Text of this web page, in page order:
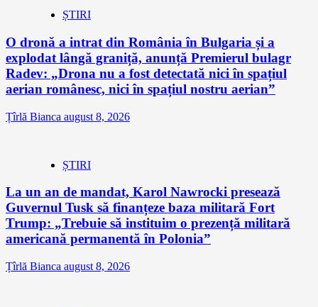
ȘTIRI
O dronă a intrat din România în Bulgaria și a
explodat lângă graniță, anunță Premierul bulagr
Radev: „Drona nu a fost detectată nici în spațiul
aerian românesc, nici în spațiul nostru aerian”
Țîrlă Bianca august 8, 2026
ȘTIRI
La un an de mandat, Karol Nawrocki presează
Guvernul Tusk să finanțeze baza militară Fort
Trump: „Trebuie să instituim o prezență militară
americană permanentă în Polonia”
Țîrlă Bianca august 8, 2026